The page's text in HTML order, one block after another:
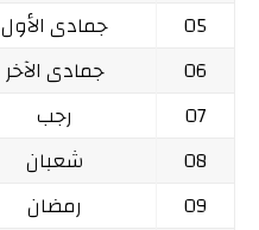
05
جمادى الأول
06
جمادى الآخر
07
رجب
08
شعبان
09
رمضان